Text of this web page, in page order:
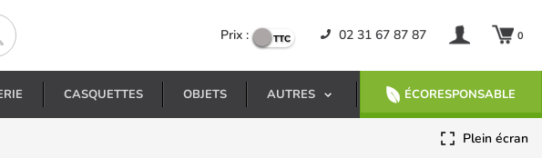
Prix : 02 31 67 87 87 0
CASQUETTES OBJETS AUTRES ÉCORESPONSABLE
Plein écran